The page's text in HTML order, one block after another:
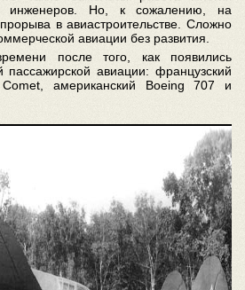
инженеров. Но, к сожалению, на
в авиастроительстве. Сложно
авиации без развития.
после того, как появились
пассажирской авиации: французский
Comet, американский Boeing 707 и